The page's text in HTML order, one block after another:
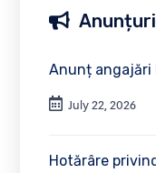
Anunțuri
Anunț angajări
July 22, 2026
Hotărâre